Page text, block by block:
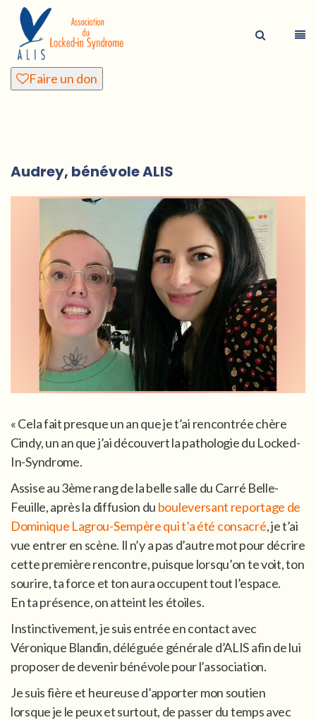
Faire un don
Audrey, bénévole ALIS
« Cela fait presque un an que je t’ai rencontrée chère
Cindy, un an que j’ai découvert la pathologie du Locked-
In-Syndrome.
Assise au 3ème rang de la belle salle du Carré Belle-
Feuille, après la diffusion du bouleversant reportage de
Dominique Lagrou-Sempère qui t’a été consacré, je t’ai
vue entrer en scène. Il n’y a pas d’autre mot pour décrire
cette première rencontre, puisque lorsqu’on te voit, ton
sourire, ta force et ton aura occupent tout l’espace.
En ta présence, on atteint les étoiles.
Instinctivement, je suis entrée en contact avec
Véronique Blandin, déléguée générale d’ALIS afin de lui
proposer de devenir bénévole pour l’association.
Je suis fière et heureuse d’apporter mon soutien
lorsque je le peux et surtout, de passer du temps avec